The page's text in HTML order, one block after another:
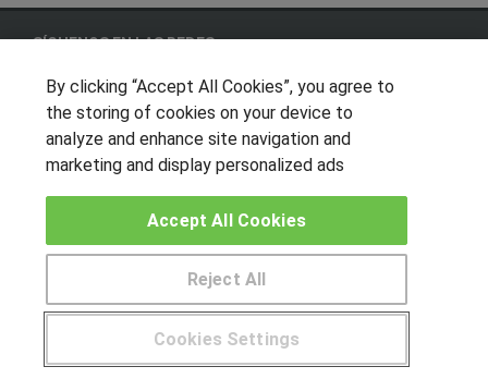
SÍGUENOS EN LAS REDES
OTROS GRUPOS DE INTERES
Hablemos de empleo
Locos por las becas
CENTROS DE FORMACIÓN
Publicar cursos
By clicking “Accept All Cookies”, you agree to
the storing of cookies on your device to
analyze and enhance site navigation and
marketing and display personalized ads
Cookies Settings
Reject All
Accept All Cookies